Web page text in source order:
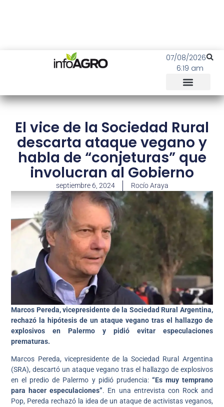
07/08/2026
6:19 am
El vice de la Sociedad Rural
descarta ataque vegano y
habla de “conjeturas” que
involucran al Gobierno
septiembre 6, 2024 Rocío Araya
Marcos Pereda, vicepresidente de la Sociedad Rural Argentina,
rechazó la hipótesis de un ataque vegano tras el hallazgo de
explosivos en Palermo y pidió evitar especulaciones
prematuras.
Marcos Pereda, vicepresidente de la Sociedad Rural Argentina
(SRA), descartó un ataque vegano tras el hallazgo de explosivos
en el predio de Palermo y pidió prudencia: “Es muy temprano
para hacer especulaciones”. En una entrevista con Rock and
Pop, Pereda rechazó la idea de un ataque de activistas veganos,